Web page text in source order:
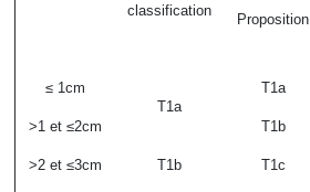
classification
Proposition
≤ 1cm
T1a
T1a
>1 et ≤2cm T1b
>2 et ≤3cm T1b T1c